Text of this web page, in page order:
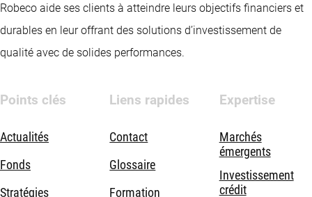
Robeco aide ses clients à atteindre leurs objectifs financiers et
durables en leur offrant des solutions d’investissement de
qualité avec de solides performances.
Points clés
Actualités
Fonds
Stratégies
Liens rapides
Contact
Glossaire
Formation
Expertise
Marchés
émergents
Investissement
crédit